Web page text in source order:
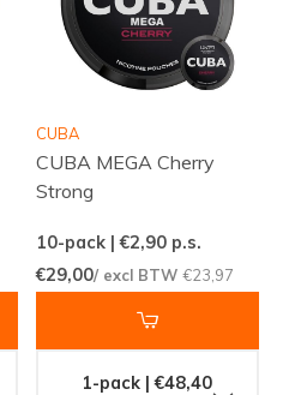
CUBA
CUBA MEGA Cherry
Strong
10-pack | €2,90p.s.
€29,00/ excl BTW €23,97
1-pack | €48,40